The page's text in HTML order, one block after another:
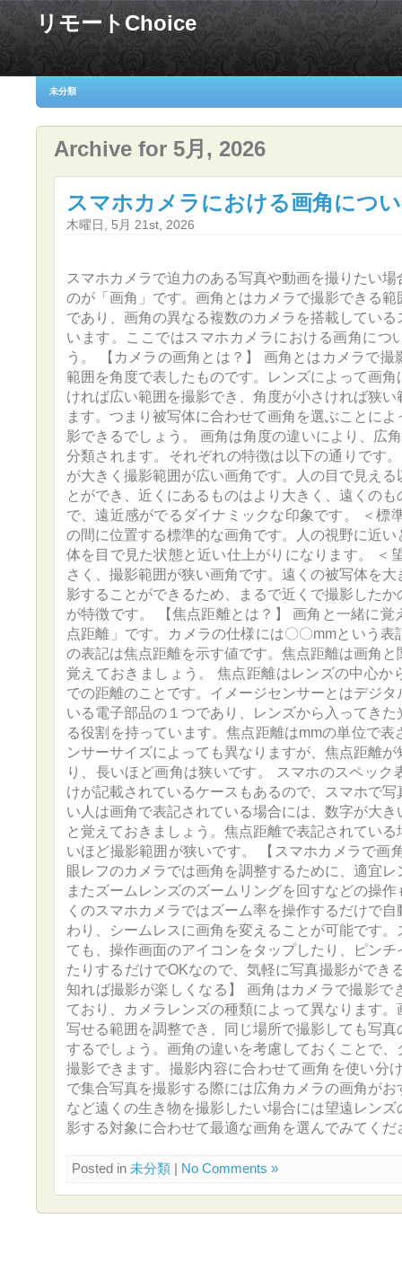
リモートChoice
未分類
Archive for 5月, 2026
スマホカメラにおける画角につ
木曜日, 5月 21st, 2026
スマホカメラで迫力のある写真や動画を撮りたい
のが「画角」です。画角とはカメラで撮影できる
であり、画角の異なる複数のカメラを搭載してい
います。ここではスマホカメラにおける画角につ
う。 【カメラの画角とは？】 画角とはカメラで撮
範囲を角度で表したものです。レンズによって画
ければ広い範囲を撮影でき、角度が小さければ狭
ます。つまり被写体に合わせて画角を選ぶことに
影できるでしょう。 画角は角度の違いにより、広
分類されます。それぞれの特徴は以下の通りです
が大きく撮影範囲が広い画角です。人の目で見え
とができ、近くにあるものはより大きく、遠くの
で、遠近感がでるダイナミックな印象です。 ＜標
の間に位置する標準的な画角です。人の視野に近
体を目で見た状態と近い仕上がりになります。 ＜
さく、撮影範囲が狭い画角です。遠くの被写体を
影することができるため、まるで近くで撮影した
が特徴です。 【焦点距離とは？】 画角と一緒に覚
点距離」です。カメラの仕様には〇〇mmという表
の表記は焦点距離を示す値です。焦点距離は画角
覚えておきましょう。 焦点距離はレンズの中心か
での距離のことです。イメージセンサーとはデジ
いる電子部品の１つであり、レンズから入ってき
る役割を持っています。焦点距離はmmの単位で表
ンサーサイズによっても異なりますが、焦点距離
り、長いほど画角は狭いです。 スマホのスペック
けが記載されているケースもあるので、スマホで
い人は画角で表記されている場合には、数字が大
と覚えておきましょう。焦点距離で表記されてい
いほど撮影範囲が狭いです。 【スマホカメラで画
眼レフのカメラでは画角を調整するために、適宜
またズームレンズのズームリングを回すなどの操
くのスマホカメラではズーム率を操作するだけで
わり、シームレスに画角を変えることが可能です
ても、操作画面のアイコンをタップしたり、ピン
たりするだけでOKなので、気軽に写真撮影ができ
知れば撮影が楽しくなる】 画角はカメラで撮影で
ており、カメラレンズの種類によって異なります
写せる範囲を調整でき、同じ場所で撮影しても写
するでしょう。画角の違いを考慮しておくことで
撮影できます。撮影内容に合わせて画角を使い分
で集合写真を撮影する際には広角カメラの画角が
など遠くの生き物を撮影したい場合には望遠レン
影する対象に合わせて最適な画角を選んでみてくだ
Posted in 未分類 No Comments »